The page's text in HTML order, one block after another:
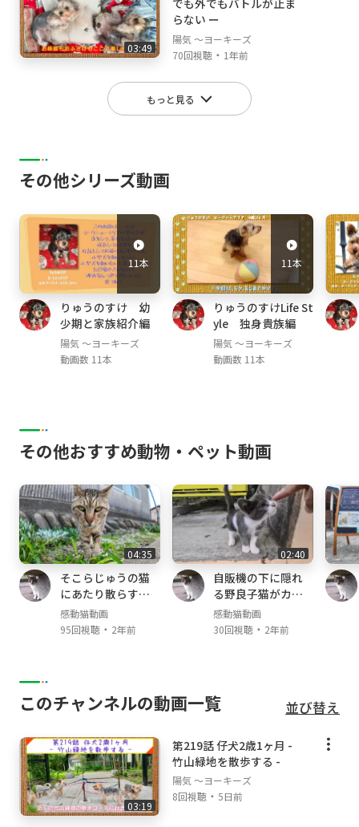
03:49
らない ー
陽気 ～ヨーキーズ
70回視聴 ・ 1年前
もっと見る
その他シリーズ動画
11本
りゅうのすけ 幼
少期と家族紹介編
陽気 ～ヨーキーズ
動画数 11本
11本
りゅうのすけLife St
yle 独身貴族編
陽気 ～ヨーキーズ
動画数 11本
その他おすすめ動物・ペット動画
04:35
そこらじゅうの猫
にあたり散らすヤ
クザ猫
感動猫動画
95回視聴・ 2年前
02:40
自販機の下に隠れ
る野良子猫がカワ
イイ
感動猫動画
30回視聴・ 2年前
このチャンネルの動画一覧 並び替え
03:19
第219話 仔犬2歳1ヶ月 -
竹山緑地を散歩する -
陽気 ～ヨーキーズ
8回視聴 ・5日前